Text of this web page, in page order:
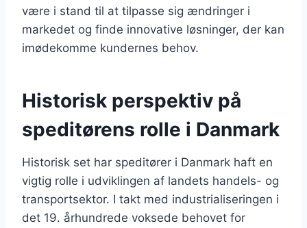
være i stand til at tilpasse sig ændringer i
markedet og finde innovative løsninger, der kan
imødekomme kundernes behov.
Historisk perspektiv på
speditørens rolle i Danmark
Historisk set har speditører i Danmark haft en
vigtig rolle i udviklingen af landets handels- og
transportsektor. I takt med industrialiseringen i
det 19. århundrede voksede behovet for